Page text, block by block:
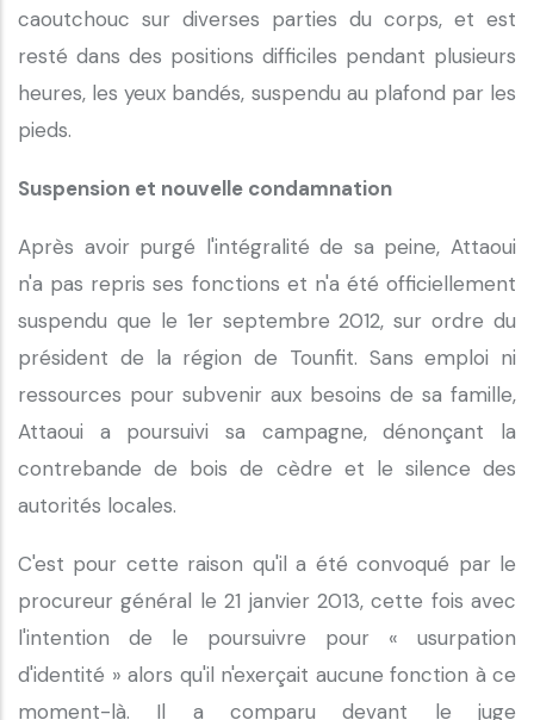
caoutchouc sur diverses parties du corps, et est
resté dans des positions difficiles pendant plusieurs
heures, les yeux bandés, suspendu au plafond par les
pieds.
Suspension et nouvelle condamnation
Après avoir purgé l'intégralité de sa peine, Attaoui
n'a pas repris ses fonctions et n'a été officiellement
suspendu que le 1er septembre 2012, sur ordre du
président de la région de Tounfit. Sans emploi ni
ressources pour subvenir aux besoins de sa famille,
Attaoui a poursuivi sa campagne, dénonçant la
contrebande de bois de cèdre et le silence des
autorités locales.
C'est pour cette raison qu'il a été convoqué par le
procureur général le 21 janvier 2013, cette fois avec
l'intention de le poursuivre pour « usurpation
d'identité » alors qu'il n'exerçait aucune fonction à ce
moment-là. Il a comparu devant le juge